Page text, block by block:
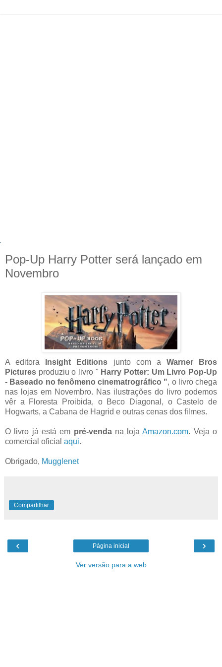
Pop-Up Harry Potter será lançado em
Novembro
A editora Insight Editions junto com a Warner Bros
Pictures produziu o livro " Harry Potter: Um Livro Pop-Up
- Baseado no fenômeno cinematrográfico ", o livro chega
nas lojas em Novembro. Nas ilustrações do livro podemos
vêr a Floresta Proibida, o Beco Diagonal, o Castelo de
Hogwarts, a Cabana de Hagrid e outras cenas dos filmes.
O livro já está em pré-vendana lojaAmazon.com. Veja o
comercial oficial aqui.
Obrigado, Mugglenet
Compartilhar
‹ ›
Página inicial
Ver versão para a web